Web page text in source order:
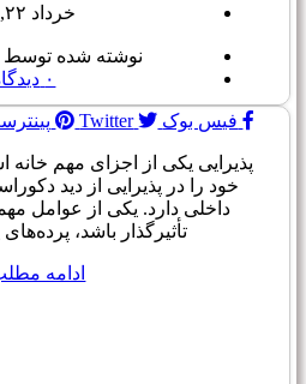
خرداد ۲۲, ۱۴۰۲
نوشته شده توسط
۰
فیس بوک Twitter
پذیرایی یکی از اجزای مهم خانه
خود را در پذیرایی از دید
داخلی دارد. یکی از عوامل
تأثیرگذار باشد،
ادامه